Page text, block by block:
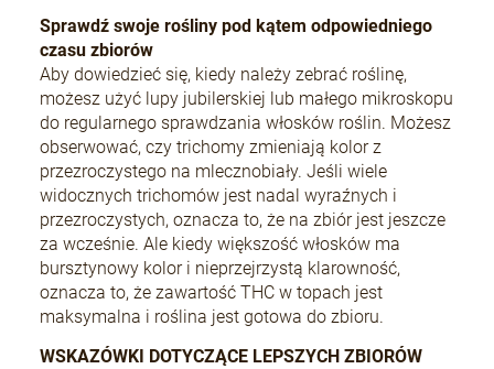
Sprawdź swoje rośliny pod kątem odpowiedniego
czasu zbiorów
Aby dowiedzieć się, kiedy należy zebrać roślinę,
możesz użyć lupy jubilerskiej lub małego mikroskopu
do regularnego sprawdzania włosków roślin. Możesz
obserwować, czy trichomy zmieniają kolor z
przezroczystego na mlecznobiały. Jeśli wiele
widocznych trichomów jest nadal wyraźnych i
przezroczystych, oznacza to, że na zbiór jest jeszcze
za wcześnie. Ale kiedy większość włosków ma
bursztynowy kolor i nieprzejrzystą klarowność,
oznacza to, że zawartość THC w topach jest
maksymalna i roślina jest gotowa do zbioru.
WSKAZÓWKI DOTYCZĄCE LEPSZYCH ZBIORÓW